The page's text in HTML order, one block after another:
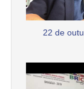
22 de